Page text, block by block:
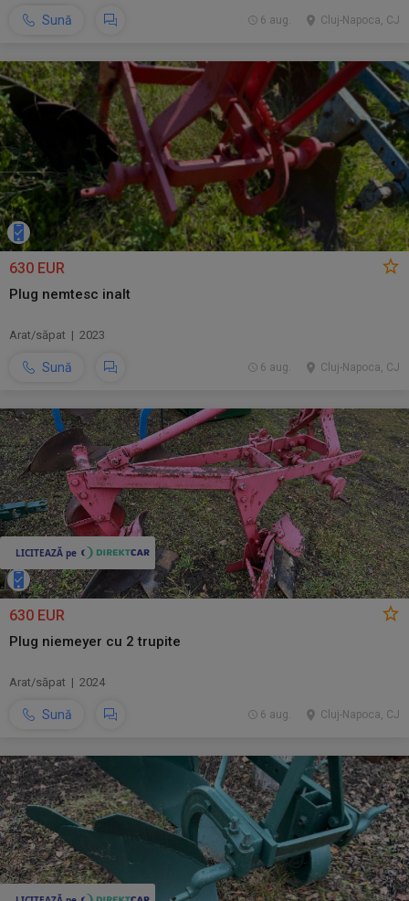
Sună Cluj-Napoca, CJ
6 aug.
630 EUR
Plug nemtesc inalt
Arat/săpat | 2023
Sună Cluj-Napoca, CJ
6 aug.
630 EUR
Plug niemeyer cu 2 trupite
Arat/săpat | 2024
Sună Cluj-Napoca, CJ
6 aug.